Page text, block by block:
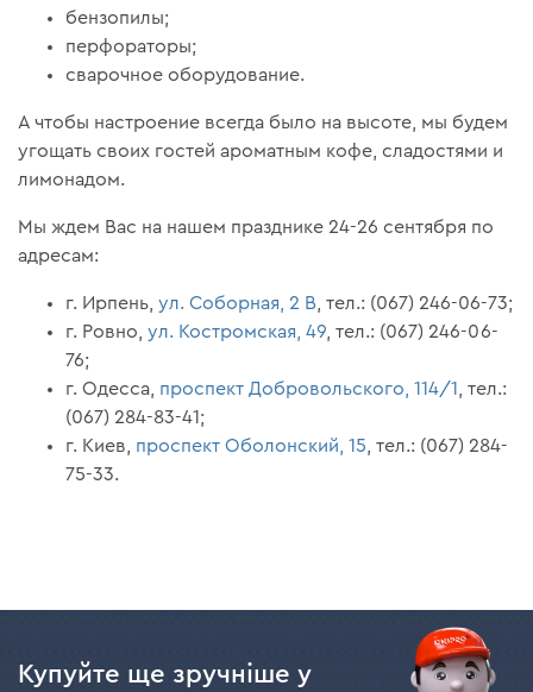
бензопилы;
перфораторы;
сварочное оборудование.
А чтобы настроение всегда было на высоте, мы будем
угощать своих гостей ароматным кофе, сладостями и
лимонадом.
Мы ждем Вас на нашем празднике 24-26 сентября по
адресам:
г. Ирпень,ул. Соборная, 2 В , тел.: (067) 246-06-73;
г. Ровно,ул. Костромская, 49 , тел.: (067) 246-06-
76;
г. Одесса, проспект Добровольского, 114/1 , тел.:
(067) 284-83-41;
г. Киев, проспект Оболонский, 15 , тел.: (067) 284-
75-33.
Купуйте ще зручніше у